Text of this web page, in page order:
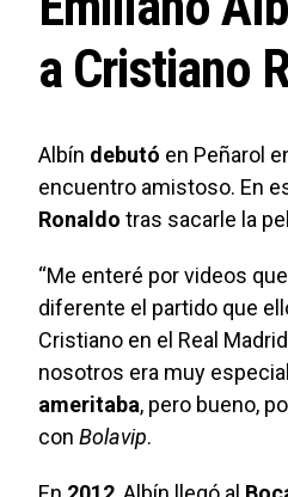
a Cristiano
Albín debutó en Peñarol
encuentro amistoso. En
Ronaldo tras sacarle la
“Me enteré por videos
diferente el partido que
Cristiano en el Real
nosotros era muy
ameritaba, pero bueno,
con Bolavip.